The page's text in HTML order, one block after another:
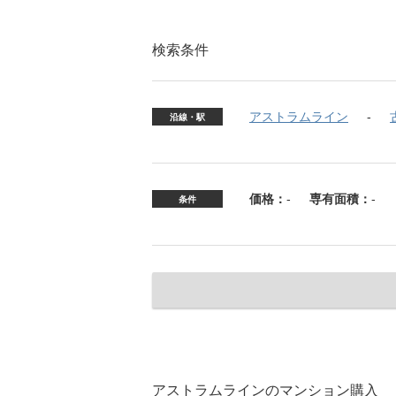
検索条件
沿線・駅 アストラムライン
条件 価格： - 専有面積： -
アストラムラインのマンション購入